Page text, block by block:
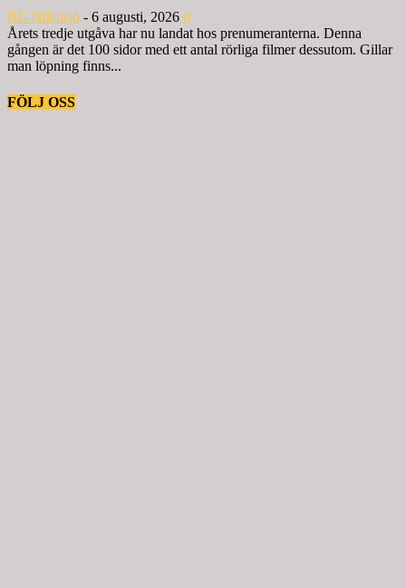
BG Nilensjö - 6 augusti, 2026 0
Årets tredje utgåva har nu landat hos prenumeranterna. Denna
gången är det 100 sidor med ett antal rörliga filmer dessutom. Gillar
man löpning finns...
FÖLJ OSS